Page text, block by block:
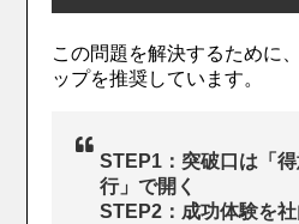
この問題を解決するために
ップを推奨しています。
STEP1：突破口は「
行」で開く
STEP2：成功体験を